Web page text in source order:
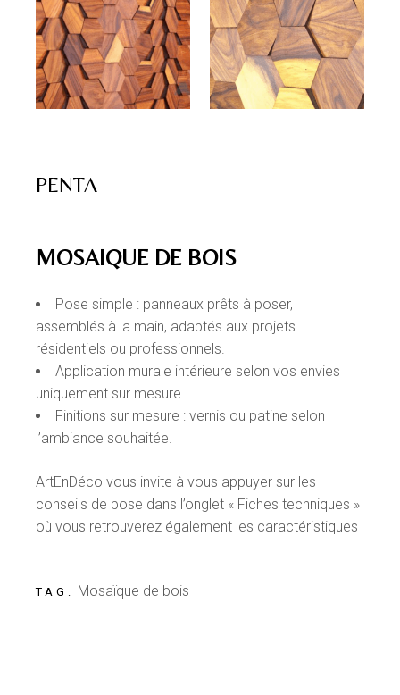
PENTA
MOSAIQUE DE BOIS
Pose simple : panneaux prêts à poser,
assemblés à la main, adaptés aux projets
résidentiels ou professionnels.
Application murale intérieure selon vos envies
uniquement sur mesure.
Finitions sur mesure : vernis ou patine selon
l’ambiance souhaitée.
ArtEnDéco vous invite à vous appuyer sur les
conseils de pose dans l’onglet « Fiches techniques »
où vous retrouverez également les caractéristiques
TAG: Mosaïque de bois